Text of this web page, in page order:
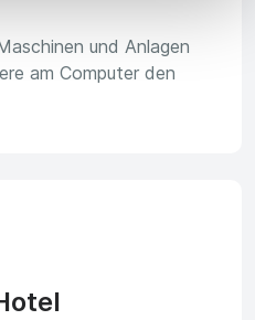
und Anlagen
am Computer den